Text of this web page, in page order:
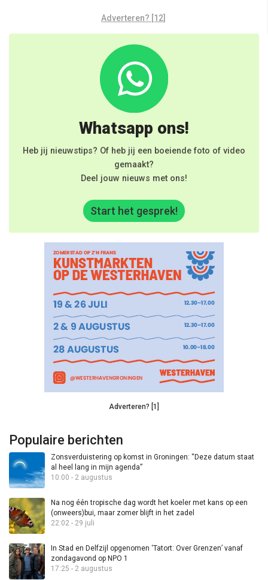
Adverteren? [12]
Whatsapp ons!
Heb jij nieuwstips? Of heb jij een boeiende foto of video
gemaakt?
Deel jouw nieuws met ons!
Start het gesprek!
Adverteren? [1]
Populaire berichten
Zonsverduistering op komst in Groningen: “Deze datum staat
al heel lang in mijn agenda”
10:00 - 2 augustus
Na nog één tropische dag wordt het koeler met kans op een
(onweers)bui, maar zomer blijft in het zadel
22:02 - 29 juli
In Stad en Delfzijl opgenomen ‘Tatort: Over Grenzen’ vanaf
zondagavond op NPO 1
17:25 - 2 augustus